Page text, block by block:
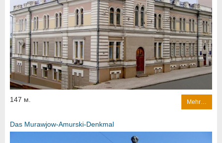
147 м. Mehr…
Das Murawjow-Amurski-Denkmal